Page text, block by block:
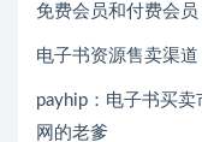
免费会员和付费会员
电子书资源售卖渠道
payhip：电子书买
网的老爹